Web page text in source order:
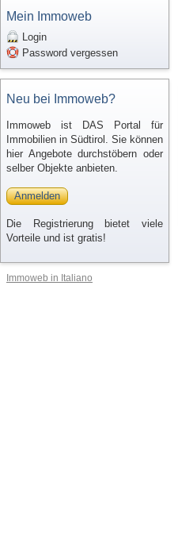
Mein Immoweb
Login
Password vergessen
Neu bei Immoweb?
Immoweb ist DAS Portal für
Immobilien in Südtirol. Sie können
hier Angebote durchstöbern oder
selber Objekte anbieten.
Anmelden
Die Registrierung bietet viele
Vorteile und ist gratis!
Immoweb in Italiano